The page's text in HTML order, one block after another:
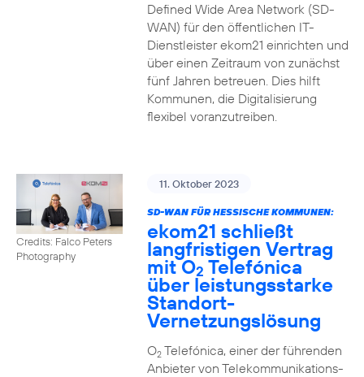
Defined Wide Area Network (SD-
WAN) für den öffentlichen IT-
Dienstleister ekom21 einrichten und
über einen Zeitraum von zunächst
fünf Jahren betreuen. Dies hilft
Kommunen, die Digitalisierung
flexibel voranzutreiben.
Credits: Falco Peters
Photography
11. Oktober 2023
SD-WAN FÜR HESSISCHE KOMMUNEN:
ekom21 schließt
langfristigen Vertrag
mit O2 Telefónica
über leistungsstarke
Standort-
Vernetzungslösung
O2Telefónica, einer der führenden
Anbieter von Telekommunikations-